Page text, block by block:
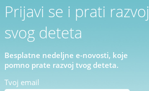
Prijavi se i prati razvoj
svog deteta
Besplatne nedeljne e-novosti, koje
pomno prate razvoj tvog deteta.
Tvoj email